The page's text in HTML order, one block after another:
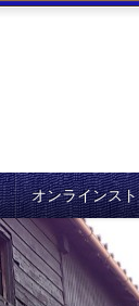
オンラインス